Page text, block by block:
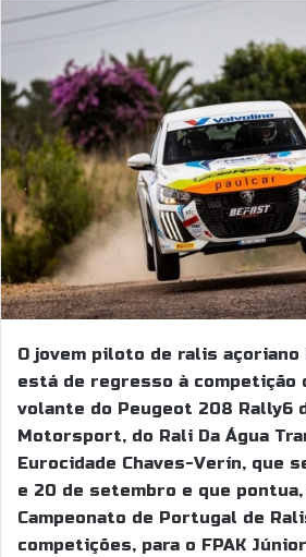
O jovem piloto de ralis açoriano
está de regresso à competição
volante do Peugeot 208 Rally6
Motorsport, do Rali Da Água
Eurocidade Chaves-Verín, que
e 20 de setembro e que pontua,
Campeonato de Portugal de
competições, para o FPAK